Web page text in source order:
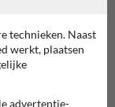
technieken. Naast
werkt, plaatsen
advertentie-